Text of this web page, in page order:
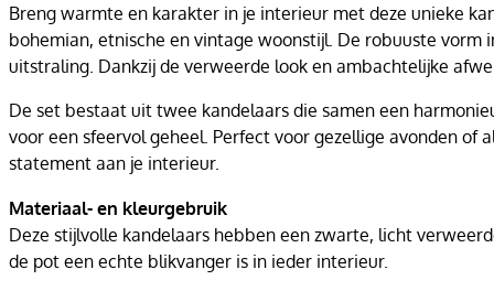
Breng warmte en karakter in je interieur met deze unieke
bohemian, etnische en vintage woonstijl. De robuuste
uitstraling. Dankzij de verweerde look en ambachtelijke
De set bestaat uit twee kandelaars die samen een
voor een sfeervol geheel. Perfect voor gezellige avonden
statement aan je interieur.
Materiaal- en kleurgebruik
Deze stijlvolle kandelaars hebben een zwarte, licht
de pot een echte blikvanger is in ieder interieur.